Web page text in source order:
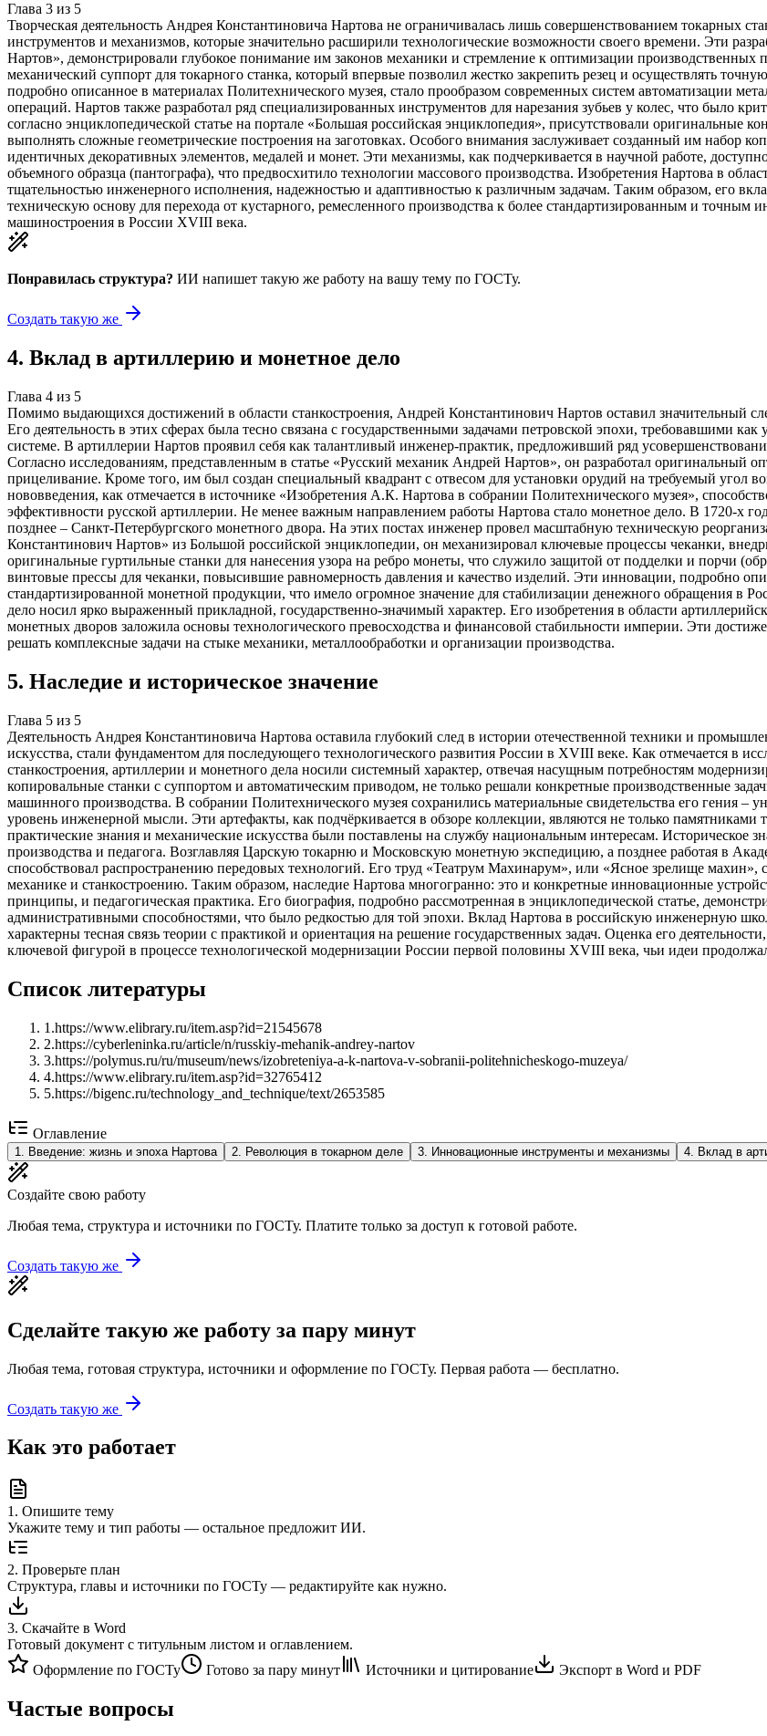
Глава 3 из 5
Творческая деятельность Андрея Константиновича Нартова не ограничивалась лишь совершенствованием токарных
инструментов и механизмов, которые значительно расширили технологические возможности своего времени. Эти
Нартов», демонстрировали глубокое понимание им законов механики и стремление к оптимизации производственных
механический суппорт для токарного станка, который впервые позволил жестко закрепить резец и осуществлять
подробно описанное в материалах Политехнического музея, стало прообразом современных систем автоматизации
операций. Нартов также разработал ряд специализированных инструментов для нарезания зубьев у колес, что было
согласно энциклопедической статье на портале «Большая российская энциклопедия», присутствовали оригинальные
выполнять сложные геометрические построения на заготовках. Особого внимания заслуживает созданный им набор
идентичных декоративных элементов, медалей и монет. Эти механизмы, как подчеркивается в научной работе,
объемного образца (пантографа), что предвосхитило технологии массового производства. Изобретения Нартова в
тщательностью инженерного исполнения, надежностью и адаптивностью к различным задачам. Таким образом, его
техническую основу для перехода от кустарного, ремесленного производства к более стандартизированным и
машиностроения в России XVIII века.
Понравилась структура? ИИ напишет такую же работу на вашу тему по ГОСТу.
Создать такую же
4. Вклад в артиллерию и монетное дело
Глава 4 из 5
Помимо выдающихся достижений в области станкостроения, Андрей Константинович Нартов оставил значительный
Его деятельность в этих сферах была тесно связана с государственными задачами петровской эпохи, требовавшими
системе. В артиллерии Нартов проявил себя как талантливый инженер-практик, предложивший ряд
Согласно исследованиям, представленным в статье «Русский механик Андрей Нартов», он разработал оригинальный
прицеливание. Кроме того, им был создан специальный квадрант с отвесом для установки орудий на требуемый
нововведения, как отмечается в источнике «Изобретения А.К. Нартова в собрании Политехнического музея»,
эффективности русской артиллерии. Не менее важным направлением работы Нартова стало монетное дело. В 1720-х
позднее – Санкт-Петербургского монетного двора. На этих постах инженер провел масштабную техническую
Константинович Нартов» из Большой российской энциклопедии, он механизировал ключевые процессы чеканки,
оригинальные гуртильные станки для нанесения узора на ребро монеты, что служило защитой от подделки и порчи
винтовые прессы для чеканки, повысившие равномерность давления и качество изделий. Эти инновации, подробно
стандартизированной монетной продукции, что имело огромное значение для стабилизации денежного обращения в
дело носил ярко выраженный прикладной, государственно-значимый характер. Его изобретения в области
монетных дворов заложила основы технологического превосходства и финансовой стабильности империи. Эти
решать комплексные задачи на стыке механики, металлообработки и организации производства.
5. Наследие и историческое значение
Глава 5 из 5
Деятельность Андрея Константиновича Нартова оставила глубокий след в истории отечественной техники и
искусства, стали фундаментом для последующего технологического развития России в XVIII веке. Как отмечается в
станкостроения, артиллерии и монетного дела носили системный характер, отвечая насущным потребностям
копировальные станки с суппортом и автоматическим приводом, не только решали конкретные производственные
машинного производства. В собрании Политехнического музея сохранились материальные свидетельства его гения
уровень инженерной мысли. Эти артефакты, как подчёркивается в обзоре коллекции, являются не только
практические знания и механические искусства были поставлены на службу национальным интересам. Историческое
производства и педагога. Возглавляя Царскую токарню и Московскую монетную экспедицию, а позднее работая в
способствовал распространению передовых технологий. Его труд «Театрум Махинарум», или «Ясное зрелище махин»,
механике и станкостроению. Таким образом, наследие Нартова многогранно: это и конкретные инновационные
принципы, и педагогическая практика. Его биография, подробно рассмотренная в энциклопедической статье,
административными способностями, что было редкостью для той эпохи. Вклад Нартова в российскую инженерную
характерны тесная связь теории с практикой и ориентация на решение государственных задач. Оценка его
ключевой фигурой в процессе технологической модернизации России первой половины XVIII века, чьи идеи
Список литературы
1 .https://www.elibrary.ru/item.asp?id=21545678
2.https://cyberleninka.ru/article/n/russkiy-mehanik-andrey-nartov
3.https://polymus.ru/ru/museum/news/izobreteniya-a-k-nartova-v-sobranii-politehnicheskogo-muzeya/
4.https://www.elibrary.ru/item.asp?id=32765412
5.https://bigenc.ru/technology_and_technique/text/2653585
Оглавление
1 Введение: жизнь и эпоха Нартова 2 Революция в токарном деле 3 Инновационные инструменты и механизмы 4 Вклад в
Создайте свою работу
Любая тема, структура и источники по ГОСТу. Платите только за доступ к готовой работе.
Создать такую же
Сделайте такую же работу за пару минут
Любая тема, готовая структура, источники и оформление по ГОСТу. Первая работа — бесплатно.
Создать такую же
Как это работает
1 . Опишите тему
Укажите тему и тип работы — остальное предложит ИИ.
2. Проверьте план
Структура, главы и источники по ГОСТу — редактируйте как нужно.
3. Скачайте в Word
Готовый документ с титульным листом и оглавлением.
Оформление по ГОСТу
Готово за пару минут Источники и цитирование Экспорт в Word и PDF
Частые вопросы